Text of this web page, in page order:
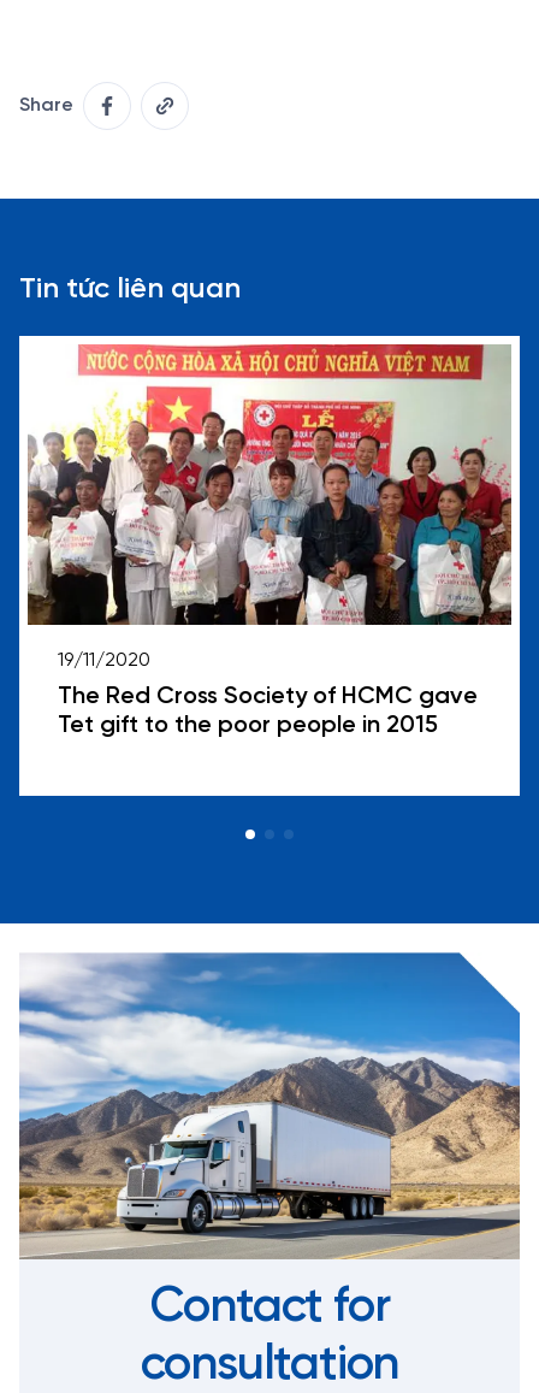
Share
Tin tức liên quan
19/11/2020
The Red Cross Society of HCMC gave
Tet gift to the poor people in 2015
Contact for
consultation